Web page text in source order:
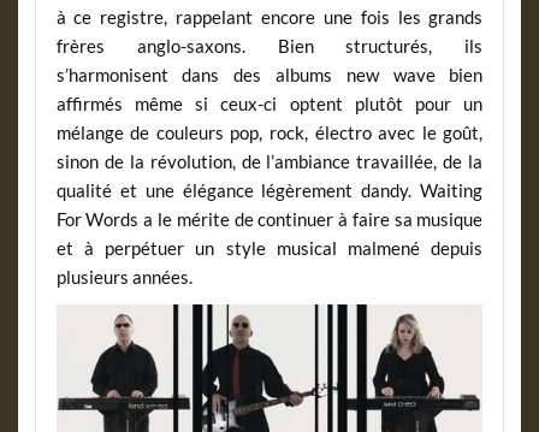
à ce registre, rappelant encore une fois les grands
frères anglo-saxons. Bien structurés, ils
s’harmonisent dans des albums new wave bien
affirmés même si ceux-ci optent plutôt pour un
mélange de couleurs pop, rock, électro avec le goût,
sinon de la révolution, de l’ambiance travaillée, de la
qualité et une élégance légèrement dandy. Waiting
For Words a le mérite de continuer à faire sa musique
et à perpétuer un style musical malmené depuis
plusieurs années.